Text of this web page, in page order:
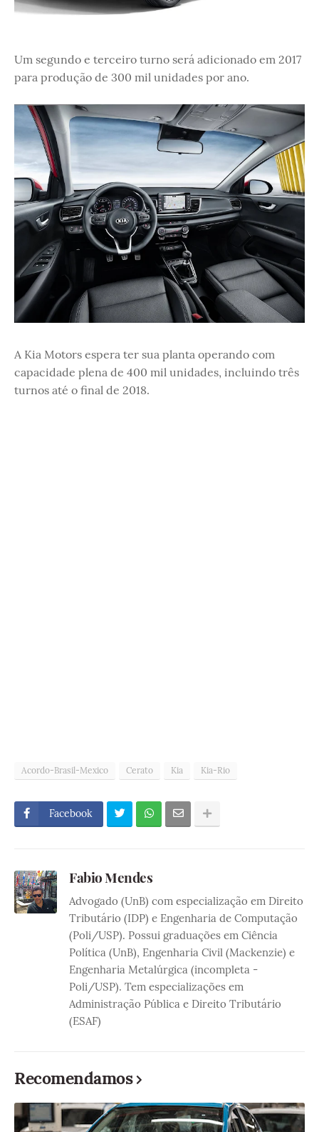
Um segundo e terceiro turno será adicionado em 2017
para produção de 300 mil unidades por ano.
A Kia Motors espera ter sua planta operando com
capacidade plena de 400 mil unidades, incluindo três
turnos até o final de 2018.
Acordo-Brasil-Mexico Cerato Kia Kia-Rio
Facebook
Fabio Mendes
Advogado (UnB) com especialização em Direito
Tributário (IDP) e Engenharia de Computação
(Poli/USP). Possui graduações em Ciência
Política (UnB), Engenharia Civil (Mackenzie) e
Engenharia Metalúrgica (incompleta -
Poli/USP). Tem especializações em
Administração Pública e Direito Tributário
(ESAF)
Recomendamos